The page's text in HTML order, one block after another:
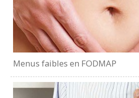
Menus faibles en FODMAP